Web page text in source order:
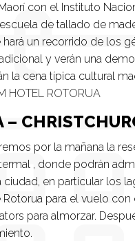
con el Instituto
de tallado de
un recorrido de los
y verán una
la cena típica cultural
HOTEL ROTORUA
–
por la mañana la
, donde podrán
en particular los
para el vuelo
para almorzar.